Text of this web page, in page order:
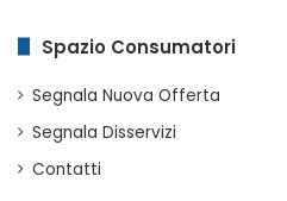
Spazio Consumatori
Segnala Nuova Offerta
Segnala Disservizi
Contatti